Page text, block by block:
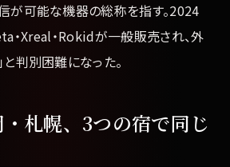
が可能な機器の総称を指す。2024
・Xreal・Rokidが一般販売され、外
と判別困難になった。
札幌、3つの宿で同じ